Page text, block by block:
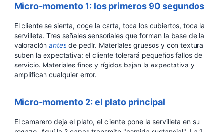
Micro-momento 1: los primeros 90 segundos
El cliente se sienta, coge la carta, toca los cubiertos, toca la
servilleta. Tres señales sensoriales que forman la base de la
valoración antes de pedir. Materiales gruesos y con textura
suben la expectativa: el cliente tolerará pequeños fallos de
servicio. Materiales finos y rígidos bajan la expectativa y
amplifican cualquier error.
Micro-momento 2: el plato principal
El camarero deja el plato, el cliente pone la servilleta en su